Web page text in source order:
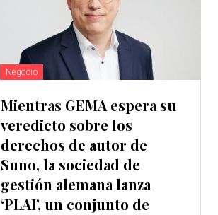
Negocio
Mientras GEMA espera su
veredicto sobre los
derechos de autor de
Suno, la sociedad de
gestión alemana lanza
‘PLAI’, un conjunto de